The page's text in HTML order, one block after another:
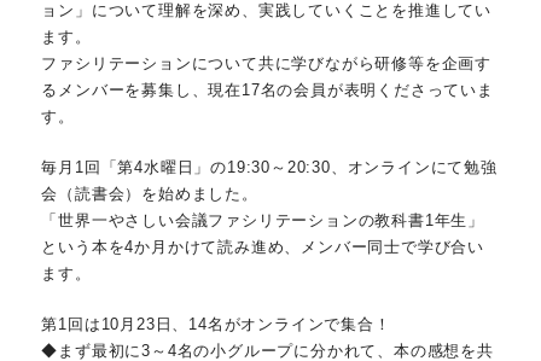
ョン」について理解を深め、実践していくことを推進してい
ます。
ファシリテーションについて共に学びながら研修等を企画す
るメンバーを募集し、現在17名の会員が表明くださっていま
す。
毎月1回「第4水曜日」の19:30～20:30、オンラインにて勉強
会（読書会）を始めました。
「世界一やさしい会議ファシリテーションの教科書1年生」
という本を4か月かけて読み進め、メンバー同士で学び合い
ます。
第1回は10月23日、14名がオンラインで集合！
◆まず最初に3～4名の小グループに分かれて、本の感想を共